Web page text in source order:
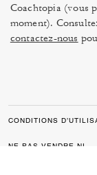
Coachtopia (vous
moment).
contactez-nous
CONDITIONS
NE PAS VENDRE NI